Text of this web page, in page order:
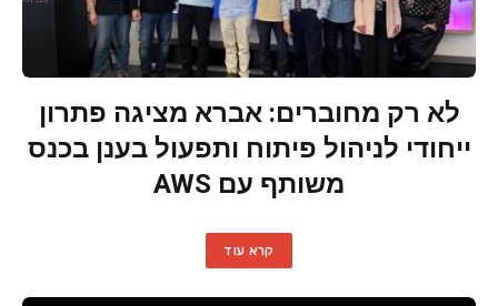
לא רק מחוברים: אברא מציגה פתרון
ייחודי לניהול פיתוח ותפעול בענן בכנס
משותף עם AWS
קרא עוד